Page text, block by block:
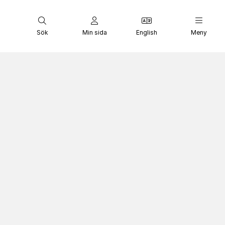
Sök Min sida English Meny